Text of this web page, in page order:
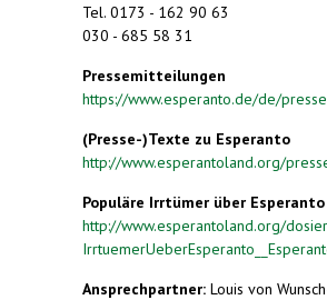
Tel. 0173 - 162 90 63
030 - 685 58 31
Pressemitteilungen
https://www.esperanto.de/de/
(Presse-)Texte zu Esperanto
http://www.esperantoland.org/
Populäre Irrtümer über Esperanto
http://www.esperantoland.org/
Ansprechpartner: Louis von